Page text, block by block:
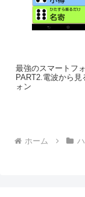
最強のスマートフ
PART2.電波から
ォン
ホーム